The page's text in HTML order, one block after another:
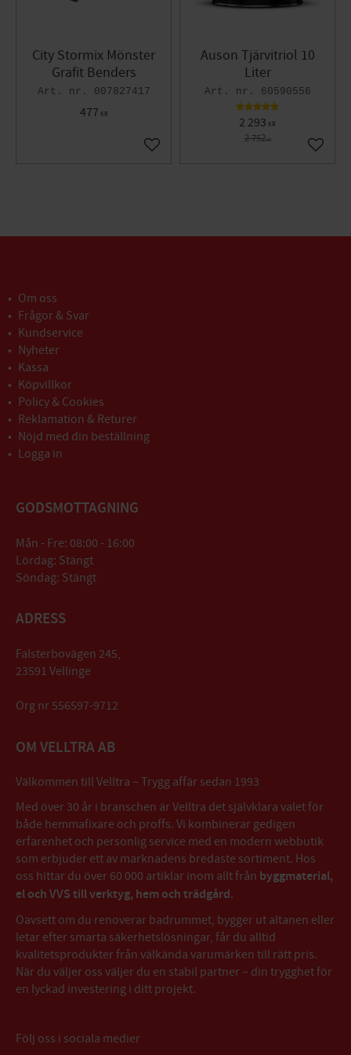
City Stormix Mönster
Grafit Benders
007827417
477 KR
Lägg till i favoriter
Auson Tjärvitriol 10
Liter
60590556
2 293 KR
2 752KR
Lägg
Om oss
Frågor & Svar
Kundservice
Nyheter
Kassa
Köpvillkor
Policy & Cookies
Reklamation & Returer
Nöjd med din beställning
Logga in
GODSMOTTAGNING
Mån - Fre: 08:00 - 16:00
Lördag: Stängt
Söndag: Stängt
ADRESS
Falsterbovägen 245,
23591 Vellinge
Org nr 556597-9712
OM VELLTRA AB
Välkommen till Velltra – Trygg affär sedan 1993
Med över 30 år i branschen är Velltra det självklara valet för
både hemmafixare och proffs. Vi kombinerar gedigen
erfarenhet och personlig service med en modern webbutik
som erbjuder ett av marknadens bredaste sortiment. Hos
oss hittar du över 60 000 artiklar inom allt från byggmaterial,
el och VVS till verktyg, hem och trädgård.
Oavsett om du renoverar badrummet, bygger ut altanen eller
letar efter smarta säkerhetslösningar, får du alltid
kvalitetsprodukter från välkända varumärken till rätt pris.
När du väljer oss väljer du en stabil partner – din trygghet för
en lyckad investering i ditt projekt.
Följ oss i sociala medier